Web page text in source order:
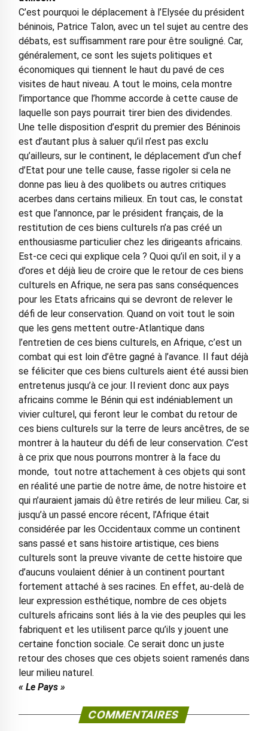
C’est pourquoi le déplacement à l’Elysée du président
béninois, Patrice Talon, avec un tel sujet au centre des
débats, est suffisamment rare pour être souligné. Car,
généralement, ce sont les sujets politiques et
économiques qui tiennent le haut du pavé de ces
visites de haut niveau. A tout le moins, cela montre
l’importance que l’homme accorde à cette cause de
laquelle son pays pourrait tirer bien des dividendes.
Une telle disposition d’esprit du premier des Béninois
est d’autant plus à saluer qu’il n’est pas exclu
qu’ailleurs, sur le continent, le déplacement d’un chef
d’Etat pour une telle cause, fasse rigoler si cela ne
donne pas lieu à des quolibets ou autres critiques
acerbes dans certains milieux. En tout cas, le constat
est que l’annonce, par le président français, de la
restitution de ces biens culturels n’a pas créé un
enthousiasme particulier chez les dirigeants africains.
Est-ce ceci qui explique cela ? Quoi qu’il en soit, il y a
d’ores et déjà lieu de croire que le retour de ces biens
culturels en Afrique, ne sera pas sans conséquences
pour les Etats africains qui se devront de relever le
défi de leur conservation. Quand on voit tout le soin
que les gens mettent outre-Atlantique dans
l’entretien de ces biens culturels, en Afrique, c’est un
combat qui est loin d’être gagné à l’avance. Il faut déjà
se féliciter que ces biens culturels aient été aussi bien
entretenus jusqu’à ce jour. Il revient donc aux pays
africains comme le Bénin qui est indéniablement un
vivier culturel, qui feront leur le combat du retour de
ces biens culturels sur la terre de leurs ancêtres, de se
montrer à la hauteur du défi de leur conservation. C’est
à ce prix que nous pourrons montrer à la face du
monde, tout notre attachement à ces objets qui sont
en réalité une partie de notre âme, de notre histoire et
qui n’auraient jamais dû être retirés de leur milieu. Car, si
jusqu’à un passé encore récent, l’Afrique était
considérée par les Occidentaux comme un continent
sans passé et sans histoire artistique, ces biens
culturels sont la preuve vivante de cette histoire que
d’aucuns voulaient dénier à un continent pourtant
fortement attaché à ses racines. En effet, au-delà de
leur expression esthétique, nombre de ces objets
culturels africains sont liés à la vie des peuples qui les
fabriquent et les utilisent parce qu’ils y jouent une
certaine fonction sociale. Ce serait donc un juste
retour des choses que ces objets soient ramenés dans
leur milieu naturel.
« Le Pays »
COMMENTAIRES